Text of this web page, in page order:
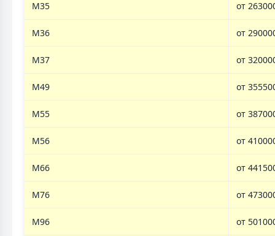
M35 от
M36 от
M37 от
M49 от
M55 от
M56 от
M66 от
M76 от
M96 от